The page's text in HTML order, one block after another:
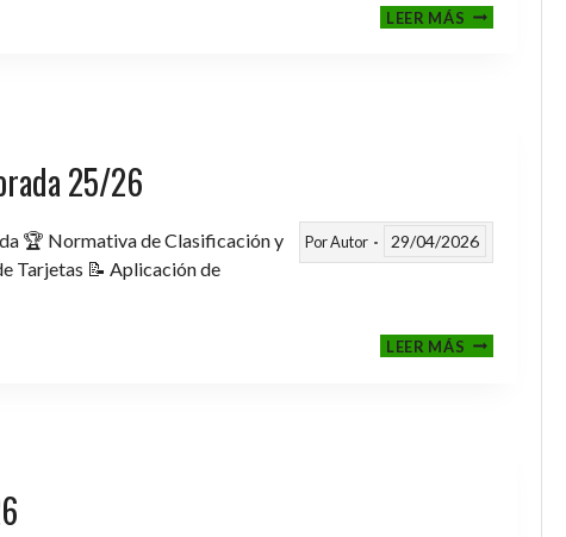
LEER MÁSCENA-
ENTREGA
25/26
PorAutor 29/04/2026
🏆 Normativa de Clasificación y
Tarjetas 📝 Aplicación de
LEER MÁSFASE